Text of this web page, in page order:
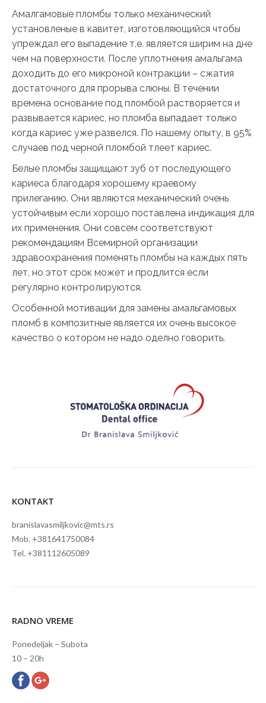
Амалгамовые пломбы только механический
установленые в кавитет, изготовляющийся чтобы
упреждал его выпадение т.е. является ширим на дне
чем на поверхности. После уплотнения амальгама
доходить до его микроной контракции – сжатия
достаточного для прорыва слюны. В течении
времена основание под пломбой растворяется и
развывается кариес, но пломба выпадает только
когда кариес уже развелся. По нашему опыту, в 95%
случаев под черной пломбой тлеет кариес.
Белые пломбы защищают зуб от последующего
кариеса благодаря хорошему краевому
прилеганию. Они являются механический очень
устойчивым если хорошо поставлена индикация для
их применения. Они совсем соответствуют
рекомендациям Всемирной организации
здравоохранения поменять пломбы на каждых пять
лет, но этот срок может и продлится если
регулярно контролируются.
Особенной мотивации для замены амальгамовых
пломб в композитные является их очень высокое
качество о котором не надо оделно говорить.
KONTAKT
branislavasmiljkovic@mts.rs
Mob. +381641750084
Tel. +381112605089
RADNO VREME
Ponedeljak – Subota
10 – 20h